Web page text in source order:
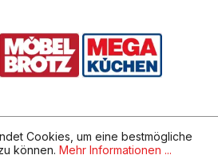
Cookies, um eine bestmögliche
können. Mehr Informationen ...